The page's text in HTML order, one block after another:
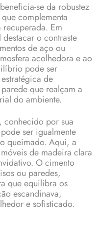
se da robustez
complementa
Em
o contraste
de aço ou
acolhedora e ao
pode ser
de
que realçam a
do ambiente.
conhecido por sua
ser igualmente
queimado. Aqui, a
de madeira clara
O cimento
ou paredes,
que equilibra os
escandinava,
e sofisticado.